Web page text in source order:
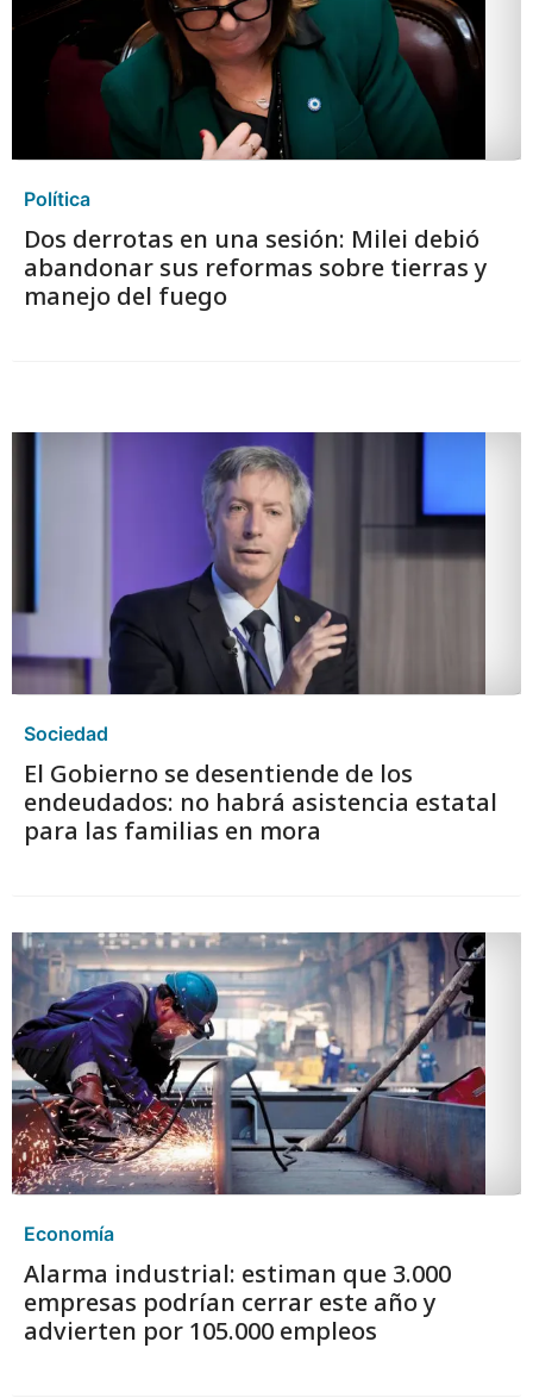
Política
Dos derrotas en una sesión: Milei debió
abandonar sus reformas sobre tierras y
manejo del fuego
Sociedad
El Gobierno se desentiende de los
endeudados: no habrá asistencia estatal
para las familias en mora
Economía
Alarma industrial: estiman que 3.000
empresas podrían cerrar este año y
advierten por 105.000 empleos